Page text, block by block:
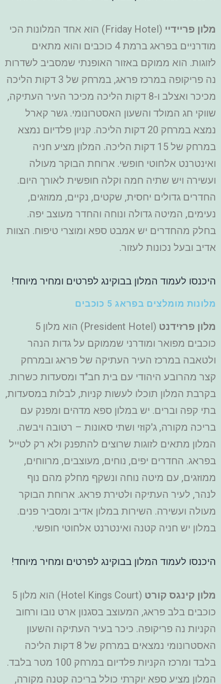
מלון פריידיי
(Friday Hotel) הוא אחד המלונות הכי
מודרניים בפראג ברמת 4 כוכבים והוא מתאים
לזוגות. הוא ממוקם באזור האופנתי שמסביב לשדרות
נה פריקופה במרכז פראג, במרחק של 3 דקות הליכה
מכיכר ואצלב ו-8 דקות הליכה מכיכר העיר העתיקה,
שווקי חג המולד והשעון האסטרונומי. גשר קארל
נמצא במרחק 20 דקות הליכה. קניון פלדיום נמצא
במרחק של 15 דקות הליכה. המלון מציע חניה
ואינטרנט אלחוטי חופשי. ארוחת הבוקר מעולה
ועשירה ויש שתיה חמה וקלה חופשית לאורך היום.
החדרים גדולים יחסית, שקטים, נקיים, ממוזגים,
נעימים, המיטה גדולה ונוחה והחדר מעוצב יפה.
בחלק מהחדרים יש אמבט ספא ומוצרי טיפוח. הצוות
אדיב ובעל נכונות לעזור.
היכנסו לעמוד המלון בבוקינג לפרטים ומחיר מיוחד!
מלונות מומלצים בפראג 5 כוכבים
מלון פרזידנט
(President Hotel) הוא מלון 5
כוכבים מפואר ומודרני שממוקם על גדות הנהר
ולטאבה במרכז העיר העתיקה של פראג ובמרחק
קצר מהרובע היהודי עם בית חב"ד ומסעדות כשרות.
בקרבת המלון תוכלו לעשות קניות, לבלות במסעדות,
בתי קפה וברים. יש במלון ספא מדהים ומפנק עם
בריכה מקורה, ג'קוזי ושתי סאונות – רטובה ויבשה.
המלון מתאים לזוגות שרוצים להתפנק ולא רק לטייל
בפראג. החדרים יפים, נוחים, מעוצבים, מרווחים,
ממוזגים, עם מיטה נוחה ונשקף מחלק מהם נוף
לנהר, לעיר העתיקה ולטירת פראג. ארוחת הבוקר
מעולה ועשירה. השירות במלון אדיב ומסביר פנים.
במלון יש חניה קטנה ואינטרנט אלחוטי חופשי.
היכנסו לעמוד המלון בבוקינג לפרטים ומחיר מיוחד!
מלון קינגס קורט
(Hotel Kings Court) הוא מלון 5
כוכבים בלב פראג, המעוצב בסגנון ארט נובו ורחוב
הקניות נה פריקופה. כיכר בעיר העתיקה והשעון
האסטרונומי נמצאים במרחק של 8 דקות הליכה
בלבד ומרכז הקניות פלדיום במרחק 100 מטר בלבד.
המלון מציע ספא יוקרתי כולל בריכה קטנה מקורה,